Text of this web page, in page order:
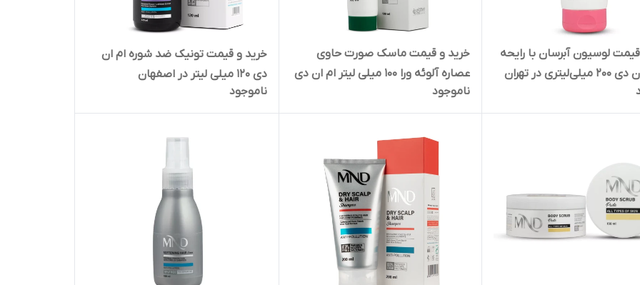
لوسیون آبرسان با رایحه
در تهران
خرید و قیمت ماسک صورت حاوی
عصاره آلوئه ورا 100 میلی لیتر ام ان دی
در تهران
ناموجود
خرید و قیمت تونیک ضد شوره ام ان
دی 120 میلی لیتر در اصفهان
ناموجود